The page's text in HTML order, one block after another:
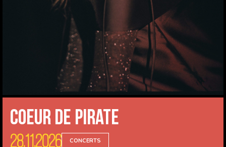
Coeur de Pirate
28.11.2026 CONCERTS